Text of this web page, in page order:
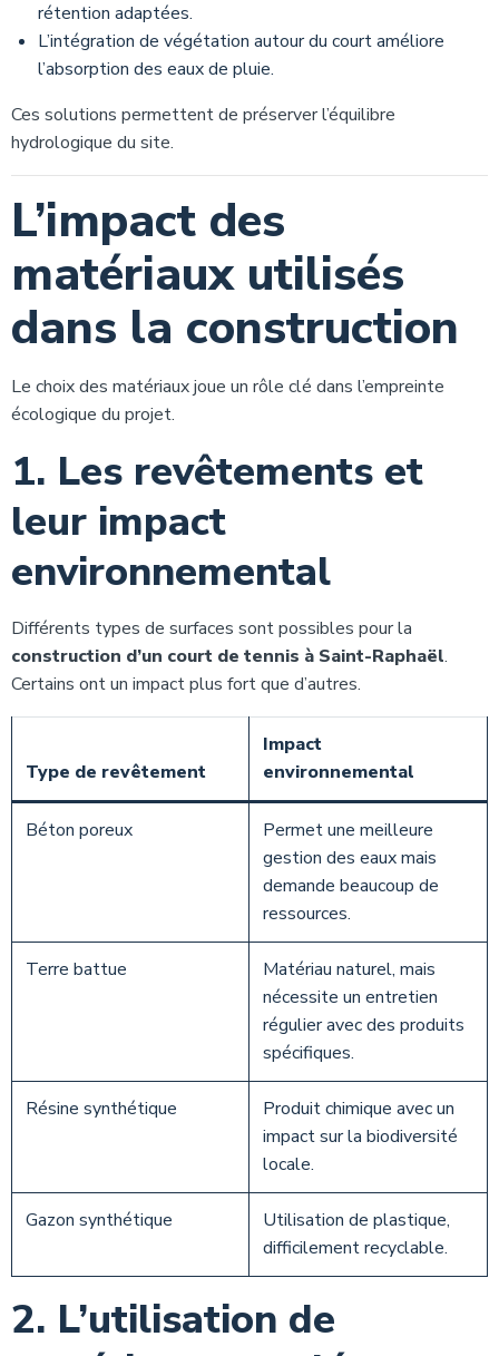
rétention adaptées.
L’intégration de végétation autour du court améliore
l’absorption des eaux de pluie.
Ces solutions permettent de préserver l’équilibre
hydrologique du site.
L’impact des
matériaux utilisés
dans la construction
Le choix des matériaux joue un rôle clé dans l’empreinte
écologique du projet.
1. Les revêtements et
leur impact
environnemental
Différents types de surfaces sont possibles pour la
construction d’un court de tennis à Saint-Raphaël.
Certains ont un impact plus fort que d’autres.
Type de revêtement
Impact
environnemental
Béton poreux
Permet une meilleure
gestion des eaux mais
demande beaucoup de
ressources.
Terre battue
Matériau naturel, mais
nécessite un entretien
régulier avec des produits
spécifiques.
Résine synthétique
Produit chimique avec un
impact sur la biodiversité
locale.
Gazon synthétique
Utilisation de plastique,
difficilement recyclable.
2. L’utilisation de